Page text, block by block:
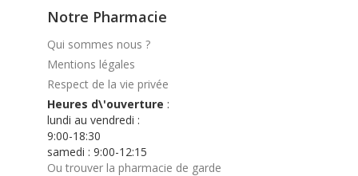
Notre Pharmacie
Qui sommes nous ?
Mentions légales
Respect de la vie privée
Heures d\'ouverture :
lundi au vendredi :
9:00-18:30
samedi : 9:00-12:15
Ou trouver la pharmacie de garde